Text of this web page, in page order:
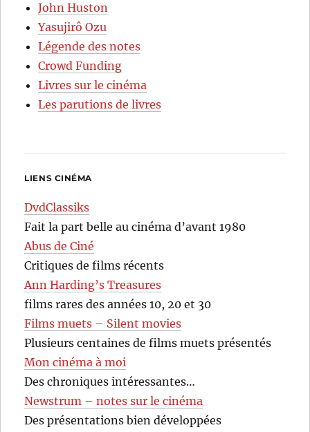
John Huston
Yasujirô Ozu
Légende des notes
Crowd Funding
Livres sur le cinéma
Les parutions de livres
LIENS CINÉMA
DvdClassiks
Fait la part belle au cinéma d’avant 1980
Abus de Ciné
Critiques de films récents
Ann Harding’s Treasures
films rares des années 10, 20 et 30
Films muets – Silent movies
Plusieurs centaines de films muets présentés
Mon cinéma à moi
Des chroniques intéressantes…
Newstrum – notes sur le cinéma
Des présentations bien développées